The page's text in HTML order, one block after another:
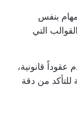
بنفس
التي
عقوداً قانونية،
للتأكد من دقة